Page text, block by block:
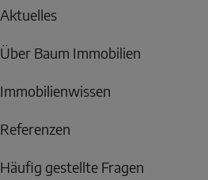
Aktuelles
Über Baum Immobilien
Immobilienwissen
Referenzen
Häufig gestellte Fragen